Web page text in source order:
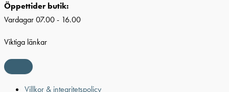
Öppettider butik:
Vardagar 07.00 - 16.00
Viktiga länkar
Villkor & integritetspolicy